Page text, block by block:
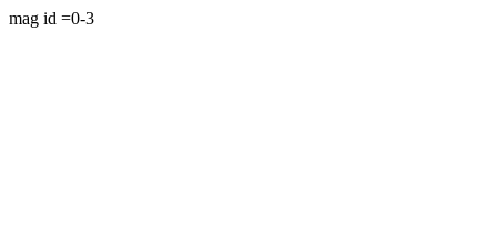
mag id =0-3